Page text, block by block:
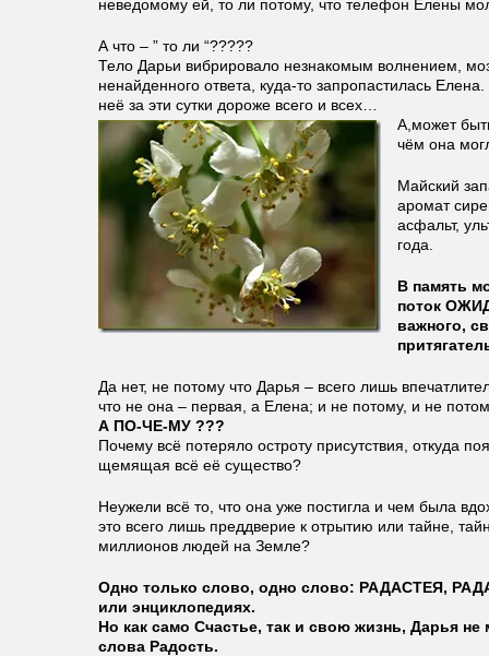
неведомому ей, то ли потому, что телефон Елены
А что – ” то ли “?????
Тело Дарьи вибрировало незнакомым волнением,
ненайденного ответа, куда-то запропастилась
неё за эти сутки дороже всего и всех…
А,может
чём она
Майский
аромат
асфальт,
года.
В память
поток
важного,
Да нет, не потому что Дарья – всего лишь
что не она – первая, а Елена; и не потому, и не
А ПО-ЧЕ-МУ ???
Почему всё потеряло остроту присутствия, откуда
щемящая всё её существо?
Неужели всё то, что она уже постигла и чем была
это всего лишь преддверие к отрытию или тайне,
миллионов людей на Земле?
Одно только слово, одно слово: РАДАСТЕЯ,
или энциклопедиях.
Но как само Счастье, так и свою жизнь, Дарья не
слова Радость.